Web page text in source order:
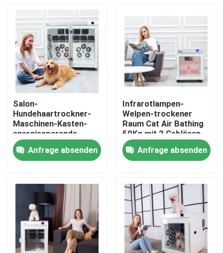
Über uns
Fabrik-Ausflug
Qualitätskontrolle
Treten Sie mit uns in Verbindung
Nachrichten
Elektrische Band-Zufuhr
Drehscheiben-Band-Zufuhr
automatische Bandzufuhr
Salon-
Hundehaartrockner-
Maschinen-Kasten-
energiesparende
Sicherheit für großen
HundAnfrage absenden
Infrarotlampen-
Welpen-trockener
Raum Cat Air Bathing
50Kg mit 2 Gebläsen
Anfrage absenden